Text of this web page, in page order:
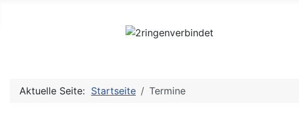
Aktuelle Seite: Startseite Termine